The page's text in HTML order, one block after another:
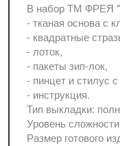
В набор ТМ ФРЕЯ
- тканая основа с
- квадратные
- лоток,
- пакеты зип-лок,
- пинцет и стилус
- инструкция.
Тип выкладки:
Уровень
Размер готового